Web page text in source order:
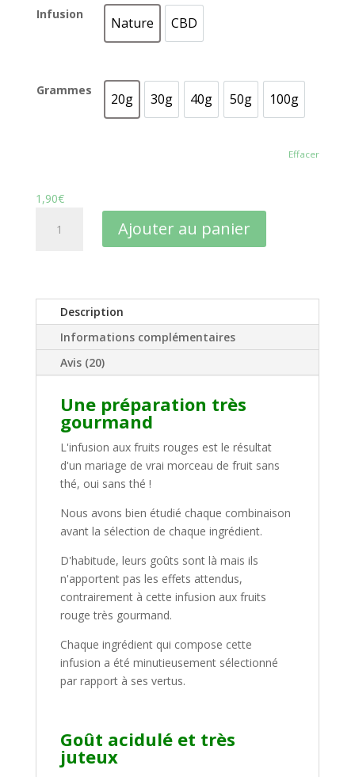
Infusion
Nature
Nature CBD
CBD
Grammes
20g
20g 30g
30g 40g
40g 50g
50g 100g
100g
Effacer
1,90€
rouges
gourmand
la
apaisant
digestif
Ajouter au panier
Description
Informations complémentaires
Avis (20)
Une préparation très
gourmand
L'infusion aux fruits rouges est le résultat
d'un mariage de vrai morceau de fruit sans
thé, oui sans thé !
Nous avons bien étudié chaque combinaison
avant la sélection de chaque ingrédient.
D'habitude, leurs goûts sont là mais ils
n'apportent pas les effets attendus,
contrairement à cette infusion aux fruits
rouge très gourmand.
Chaque ingrédient qui compose cette
infusion a été minutieusement sélectionné
par rapport à ses vertus.
Goût acidulé et très
juteux